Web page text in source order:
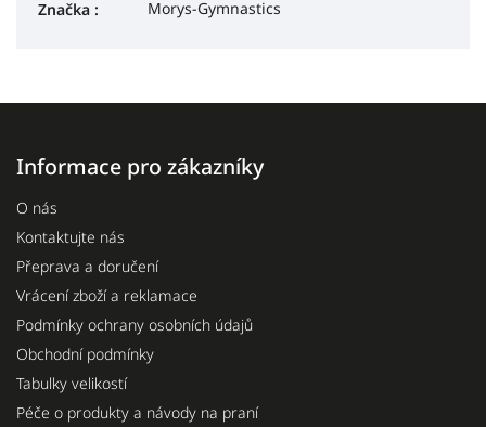
Značka : Morys-Gymnastics
Informace pro zákazníky
O nás
Kontaktujte nás
Přeprava a doručení
Vrácení zboží a reklamace
Podmínky ochrany osobních údajů
Obchodní podmínky
Tabulky velikostí
Péče o produkty a návody na praní